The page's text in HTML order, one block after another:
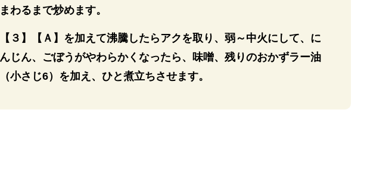
まわるまで炒めます。
【３】【Ａ】を加えて沸騰したらアクを取り、弱～中火にして、に
んじん、ごぼうがやわらかくなったら、味噌、残りのおかずラー油
（小さじ6）を加え、ひと煮立ちさせます。